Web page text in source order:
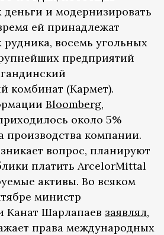
деньги и модернизировать
ей принадлежат
восемь угольных
предприятий
комбинат (Кармет).
Bloomberg,
около 5%
производства компании.
вопрос, планируют
платить ArcelorMittal
активы. Во всяком
министр
Канат Шарлапаев заявлял,
права международных